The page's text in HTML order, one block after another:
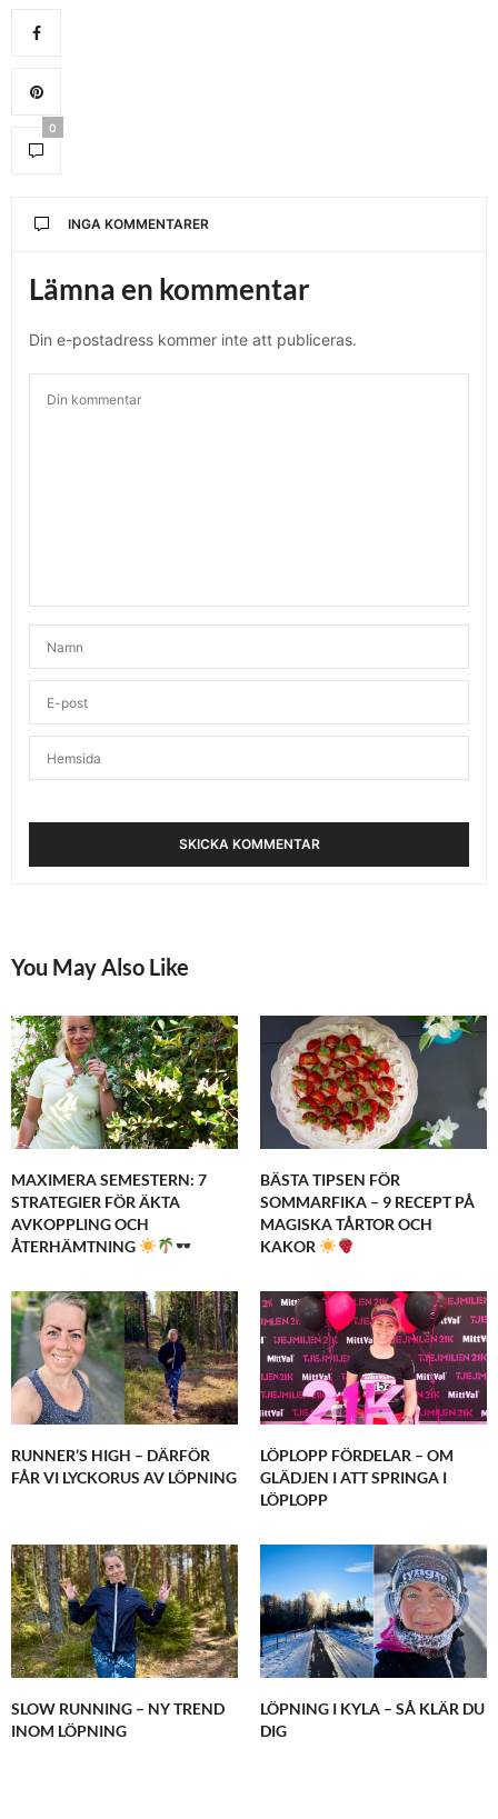
0
INGA KOMMENTARER
Lämna en kommentar
Din e-postadress kommer inte att publiceras.
You May Also Like
MAXIMERA SEMESTERN: 7
STRATEGIER FÖR ÄKTA
AVKOPPLING OCH
ÅTERHÄMTNING
BÄSTA TIPSEN FÖR
SOMMARFIKA – 9 RECEPT PÅ
MAGISKA TÅRTOR OCH
KAKOR
RUNNER’S HIGH – DÄRFÖR
FÅR VI LYCKORUS AV LÖPNING
LÖPLOPP FÖRDELAR – OM
GLÄDJEN I ATT SPRINGA I
LÖPLOPP
SLOW RUNNING – NY TREND
INOM LÖPNING
LÖPNING I KYLA – SÅ KLÄR DU
DIG